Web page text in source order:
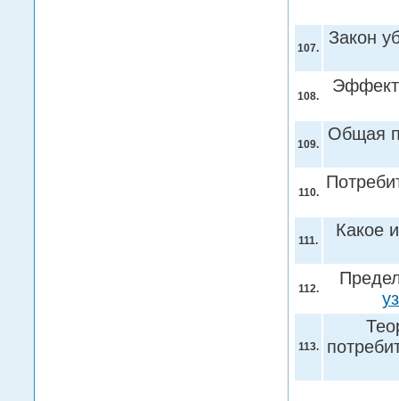
107.
Закон
108.
Эффект
109.
Общая
110.
111.
Какое
112.
113.